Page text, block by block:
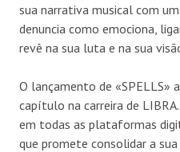
sua narrativa musical com
denuncia como emociona,
revê na sua luta e na sua
O lançamento de «SPELLS»
capítulo na carreira de
em todas as plataformas
que promete consolidar a